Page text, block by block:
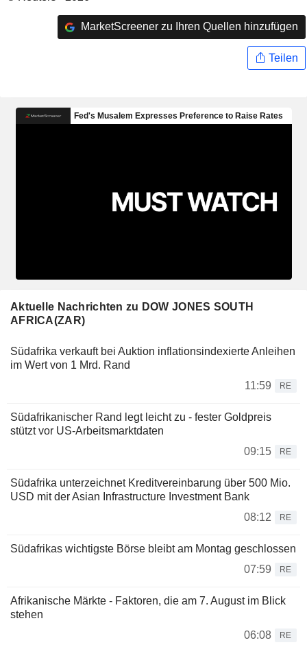
MarketScreener zu Ihren Quellen hinzufügen
Teilen
Aktuelle Nachrichten zu DOW JONES SOUTH
AFRICA(ZAR)
Südafrika verkauft bei Auktion inflationsindexierte Anleihen
im Wert von 1 Mrd. Rand
11:59
RE
Südafrikanischer Rand legt leicht zu - fester Goldpreis
stützt vor US-Arbeitsmarktdaten
09:15
RE
Südafrika unterzeichnet Kreditvereinbarung über 500 Mio.
USD mit der Asian Infrastructure Investment Bank
08:12
RE
Südafrikas wichtigste Börse bleibt am Montag geschlossen
07:59
RE
Afrikanische Märkte - Faktoren, die am 7. August im Blick
stehen
06:08
RE